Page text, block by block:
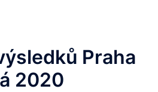
Praha
2020